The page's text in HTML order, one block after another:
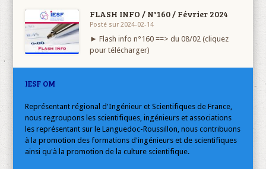
FLASH INFO / N°160 / Février 2024
Posté sur 2024-02-14
► Flash info n°160 ==> du 08/02 (cliquez
pour télécharger)
IESF OM
Représentant régional d'Ingénieur et Scientifiques de France,
nous regroupons les scientifiques, ingénieurs et associations
les représentant sur le Languedoc-Roussillon, nous contribuons
à la promotion des formations d'ingénieurs et de scientifiques
ainsi qu'à la promotion de la culture scientifique.